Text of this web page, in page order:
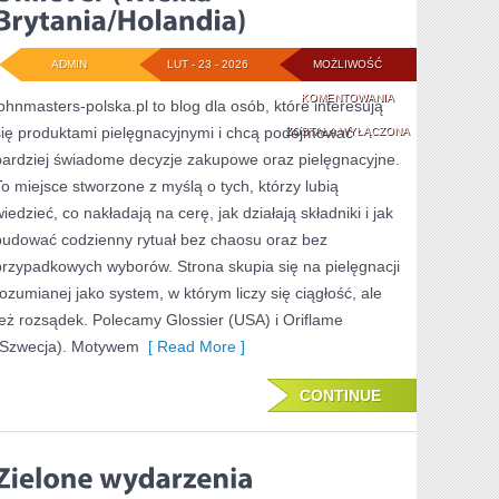
MOŻLIWOŚĆ
KOMENTOWANIAUNILEVER
(WIELKA
BRYTANIA/
ZOSTAŁA WYŁĄCZONA
LUT - 23 - 2026
ADMIN
polska.pl to blog dla osób, które interesują
produktami pielęgnacyjnymi i chcą podejmować
świadome decyzje zakupowe oraz pielęgnacyjne.
miejsce stworzone z myślą o tych, którzy lubią
co nakładają na cerę, jak działają składniki i jak
codzienny rytuał bez chaosu oraz bez
wyborów. Strona skupia się na pielęgnacji
jako system, w którym liczy się ciągłość, ale
rozsądek. Polecamy Glossier (USA) i Oriflame
Motywem [ Read More ]
CONTINUE